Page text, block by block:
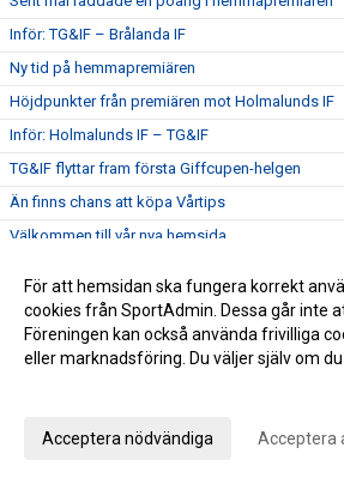
Inför: TG&IF – Brålanda IF
Ny tid på hemmapremiären
Höjdpunkter från premiären mot Holmalunds IF
Inför: Holmalunds IF – TG&IF
TG&IF flyttar fram första Giffcupen-helgen
Än finns chans att köpa Vårtips
Välkommen till vår nya hemsida
Bra årspremiär av juniorlaget mot Folkabo
INFO Nya huvudentrèn
Entrèn
Inför: TG&IF – IK Gauthiod (träningsmatch)
För att hemsidan ska fungera korrekt
cookies från SportAdmin. Dessa går inte
Föreningen kan också använda frivilliga
eller marknadsföring. Du väljer själv om
Acceptera nödvändiga Acceptera